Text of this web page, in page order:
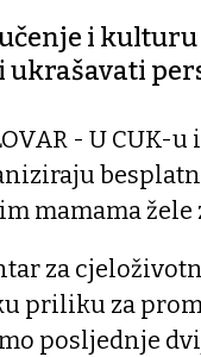
i
ukrašavati
- U CUK-
mamama
za
priliku za
posljednje